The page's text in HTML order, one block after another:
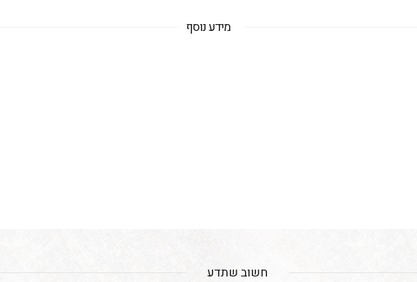
מידע נוסף
חשוב שתדע